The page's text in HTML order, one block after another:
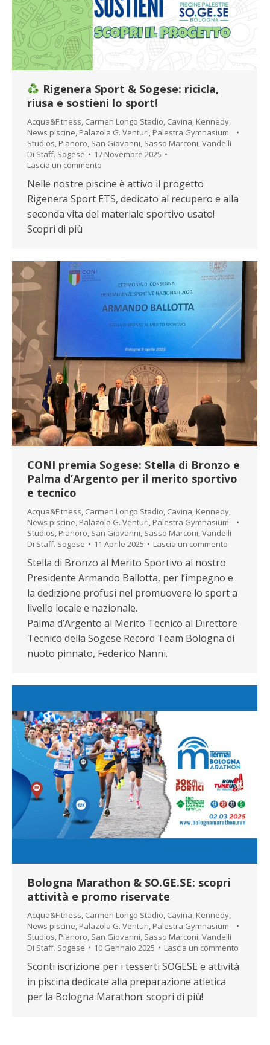
Rigenera Sport & Sogese: ricicla,
riusa e sostieni lo sport!
Acqua&Fitness, Carmen Longo Stadio, Cavina, Kennedy,
News piscine, Palazola G. Venturi, Palestra Gymnasium
Studios, Pianoro, San Giovanni, Sasso Marconi,Vandelli
Di Staff. Sogese
17 Novembre 2025
Lascia un commento
Nelle nostre piscine è attivo il progetto
Rigenera Sport ETS, dedicato al recupero e alla
seconda vita del materiale sportivo usato!
Scopri di più
CONI premia Sogese: Stella di Bronzo e
Palma d’Argento per il merito sportivo
e tecnico
Acqua&Fitness Carmen Longo Stadio Cavina Kennedy
News piscine Palazola G. Venturi Palestra Gymnasium
Studios Pianoro San Giovanni Sasso Marconi Vandelli
Di Staff. Sogese 11 Aprile 2025 Lascia un commento
Stella di Bronzo al Merito Sportivo al nostro
Presidente Armando Ballotta, per l’impegno e
la dedizione profusi nel promuovere lo sport a
livello locale e nazionale.
Palma d’Argento al Merito Tecnico al Direttore
Tecnico della Sogese Record Team Bologna di
nuoto pinnato, Federico Nanni.
Bologna Marathon & SO.GE.SE: scopri
attività e promo riservate
Acqua&Fitness, Carmen Longo Stadio, Cavina, Kennedy,
News piscine, Palazola G. Venturi, Palestra Gymnasium
Studios, Pianoro, San Giovanni, Sasso Marconi,Vandelli
Di Staff. Sogese 10 Gennaio 2025 Lascia un commento
Sconti iscrizione per i tesserti SOGESE e attività
in piscina dedicate alla preparazione atletica
per la Bologna Marathon: scopri di più!